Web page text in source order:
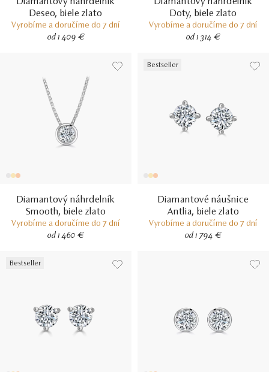
Deseo, biele zlato
Vyrobíme a doručíme do 7 dní
od 1 409 €
Doty, biele zlato
Vyrobíme a doručíme do 7 dní
od 1 314 €
Diamantový náhrdelník
Smooth, biele zlato
Vyrobíme a doručíme do 7 dní
od 1 460 €
Bestseller
Diamantové náušnice
Antlia, biele zlato
Vyrobíme a doručíme do 7 dní
od 1 794 €
Bestseller